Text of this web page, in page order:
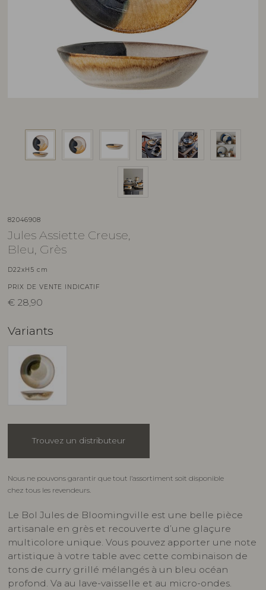
82046908
Jules Assiette Creuse,
Bleu, Grès
D22xH5 cm
PRIX DE VENTE INDICATIF
€ 28,90
Variants
Trouvez un distributeur
Nous ne pouvons garantir que tout l’assortiment soit disponible
chez tous les revendeurs.
Le Bol Jules de Bloomingville est une belle pièce
artisanale en grès et recouverte d’une glaçure
multicolore unique. Vous pouvez apporter une note
artistique à votre table avec cette combinaison de
tons de curry grillé mélangés à un bleu océan
profond. Va au lave-vaisselle et au micro-ondes.